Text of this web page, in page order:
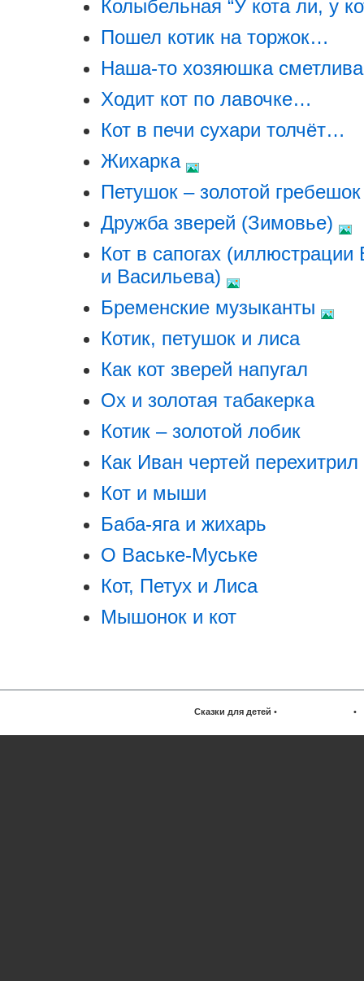
Колыбельная “У кота ли, у
Пошел котик на торжок…
Наша-то хозяюшка
Ходит кот по лавочке…
Кот в печи сухари толчёт…
Жихарка
Петушок – золотой
Дружба зверей (Зимовье)
Кот в сапогах (иллюстрации
и Васильева)
Бременские музыканты
Котик, петушок и лиса
Как кот зверей напугал
Ох и золотая табакерка
Котик – золотой лобик
Как Иван чертей перехитрил
Кот и мыши
Баба-яга и жихарь
О Ваське-Муське
Кот, Петух и Лиса
Мышонок и кот
Сказки для детей • •